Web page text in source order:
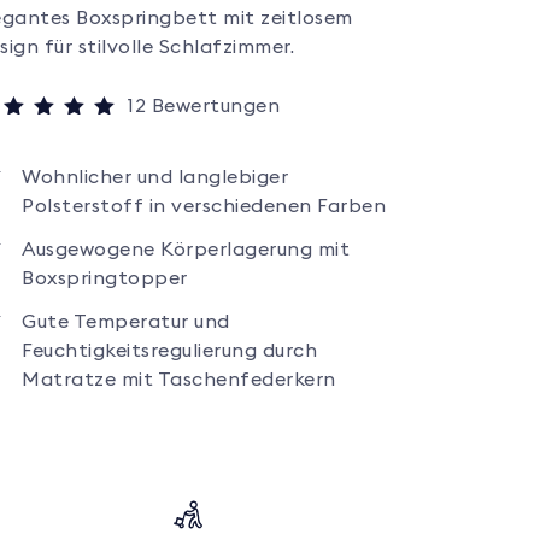
Boxspringbett mit zeitlosem
für stilvolle Schlafzimmer.
auf
12 Bewertungen
Wohnlicher und langlebiger
Polsterstoff in verschiedenen Farben
Ausgewogene Körperlagerung mit
Boxspringtopper
Gute Temperatur und
Feuchtigkeitsregulierung durch
Matratze mit Taschenfederkern